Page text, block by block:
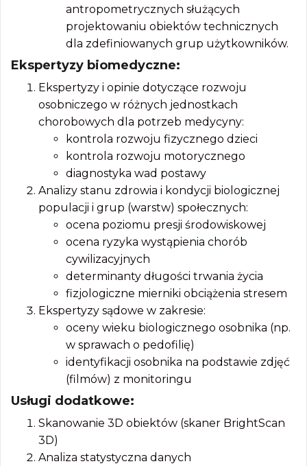
antropometrycznych służących
projektowaniu obiektów technicznych
dla zdefiniowanych grup użytkowników.
Ekspertyzy biomedyczne:
Ekspertyzy i opinie dotyczące rozwoju
osobniczego w różnych jednostkach
chorobowych dla potrzeb medycyny:
kontrola rozwoju fizycznego dzieci
kontrola rozwoju motorycznego
diagnostyka wad postawy
Analizy stanu zdrowia i kondycji biologicznej
populacji i grup (warstw) społecznych:
ocena poziomu presji środowiskowej
ocena ryzyka wystąpienia chorób
cywilizacyjnych
determinanty długości trwania życia
fizjologiczne mierniki obciążenia stresem
Ekspertyzy sądowe w zakresie:
oceny wieku biologicznego osobnika (np.
w sprawach o pedofilię)
identyfikacji osobnika na podstawie zdjęć
(filmów) z monitoringu
Usługi dodatkowe:
Skanowanie 3D obiektów (skaner BrightScan
3D)
Analiza statystyczna danych